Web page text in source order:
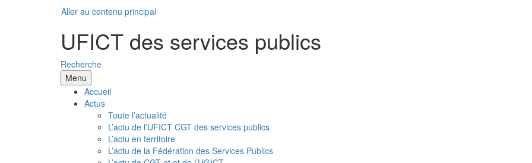
Aller au contenu principal
UFICT des services publics
Recherche
Menu
Accueil
Actus
Toute l’actualité
L’actu de l’UFICT CGT des services publics
L’actu en territoire
L’actu de la Fédération des Services Publics